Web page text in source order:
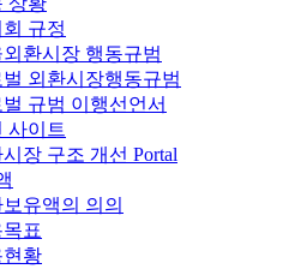
규정
환시장 행동규범
벌 외환시장행동규범
규범 이행선언서
사이트
장 구조 개선 Portal
유액의 의의
표
현황